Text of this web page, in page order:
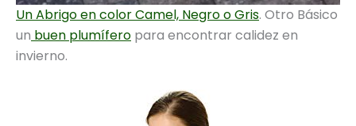
Un Abrigo en color Camel, Negro o Gris. Otro Básico
un buen plumífero para encontrar calidez en
invierno.